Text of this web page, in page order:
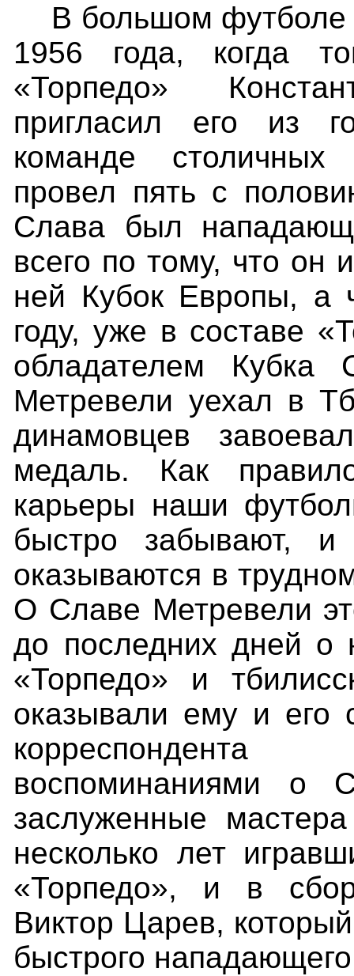
В большом футболе
1956 года, когда
«Торпедо»
пригласил его из
команде столичных
провел пять с
Слава был
всего по тому, что он
ней Кубок Европы, а
году, уже в составе
обладателем
Метревели уехал в
динамовцев
медаль. Как
карьеры наши
быстро забывают,
оказываются в
О Славе Метревели
до последних дней о
«Торпедо» и
оказывали ему и его
корреспондента
воспоминаниями о
заслуженные
несколько лет
«Торпедо», и в
Виктор Царев,
быстрого